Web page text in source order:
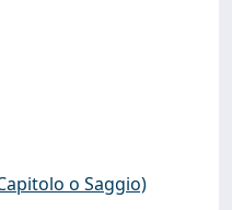
o Saggio)